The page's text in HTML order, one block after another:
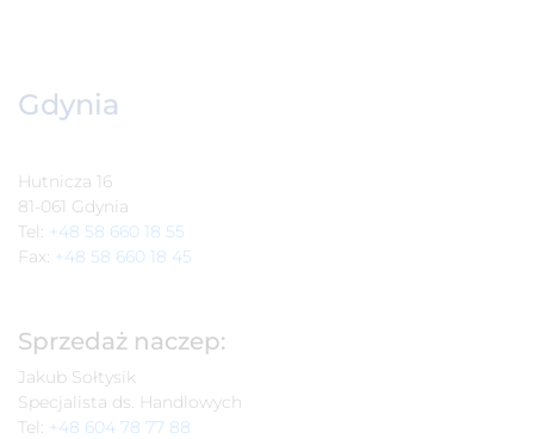
Gdynia
Hutnicza 16
81-061 Gdynia
Tel: +48 58 660 18 55
Fax: +48 58 660 18 45
Sprzedaż naczep:
Jakub Sołtysik
Specjalista ds. Handlowych
Tel: +48 604 78 77 88